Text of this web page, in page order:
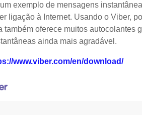
exemplo de mensagens
ligação à Internet. Usando o Viber,
também oferece muitos
ainda mais agradável.
www.viber.com/en/download/